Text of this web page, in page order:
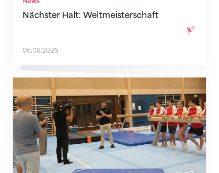
Nächster Halt: Weltmeisterschaft
06.08.2026
Mit klaren Zielen nach Zagreb